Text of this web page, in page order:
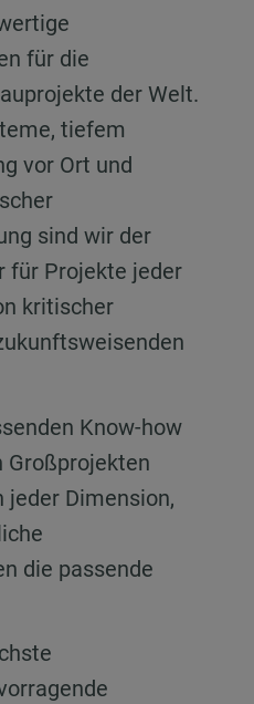
für die
der Welt.
tiefem
vor Ort und
sind wir der
für Projekte jeder
kritischer
Know-how
Großprojekten
jeder Dimension,
die passende